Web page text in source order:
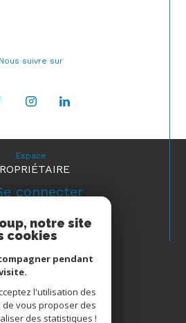
Nous suivre sur
Espace
connecter
Nous
ADHÉRONS
notre site
cookies
pendant
l'utilisation des
vous proposer des
des statistiques !